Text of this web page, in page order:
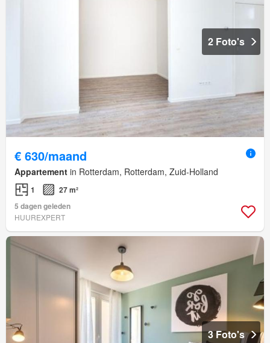
2 Foto's
€ 630/maand
Appartement in Rotterdam, Rotterdam, Zuid-Holland
1
27 m²
5 dagen geleden
HUUREXPERT
3 Foto's